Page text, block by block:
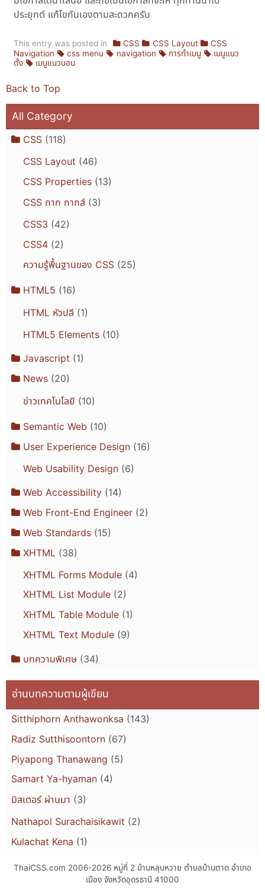
ประยุกต์ แก้ไขกันเองตามสะดวกครับ
This entry was posted in CSS CSS Layout
CSS
Navigation
css menu navigation การทำเมนู
เมนูแนว
ตั้ง
เมนูแนวนอน
Back to Top
All Category
CSS(118)
CSS Layout (46)
CSS Properties(13)
CSS กาก กากส์(3)
CSS3 (42)
CSS4(2)
ความรู้พื้นฐานของ CSS(25)
HTML5 (16)
HTML หัวปลี (1)
HTML5 Elements(10)
Javascript (1)
News(20)
ข่าวเทคโนโลยี (10)
Semantic Web (10)
User Experience Design(16)
Web Usability Design(6)
Web Accessibility(14)
Web Front-End Engineer(2)
Web Standards(15)
XHTML (38)
XHTML Forms Module(4)
XHTML List Module(2)
XHTML Table Module(1)
XHTML Text Module(9)
บทความพิเศษ(34)
อ่านบทความตามผู้เขียน
Sitthiphorn Anthawonksa (143)
Radiz Sutthisoontorn (67)
Piyapong Thanawang (5)
Samart Ya-hyaman (4)
มิสเตอร์ ผ่านมา (3)
Nathapol Surachaisikawit (2)
Kulachat Kena (1)
ThaiCSS.com 2006-2026 หมู่ที่ 2 บ้านหลุบหวาย ตำบลบ้านตาด อำเภอ
เมือง จังหวัดอุดรธานี 41000